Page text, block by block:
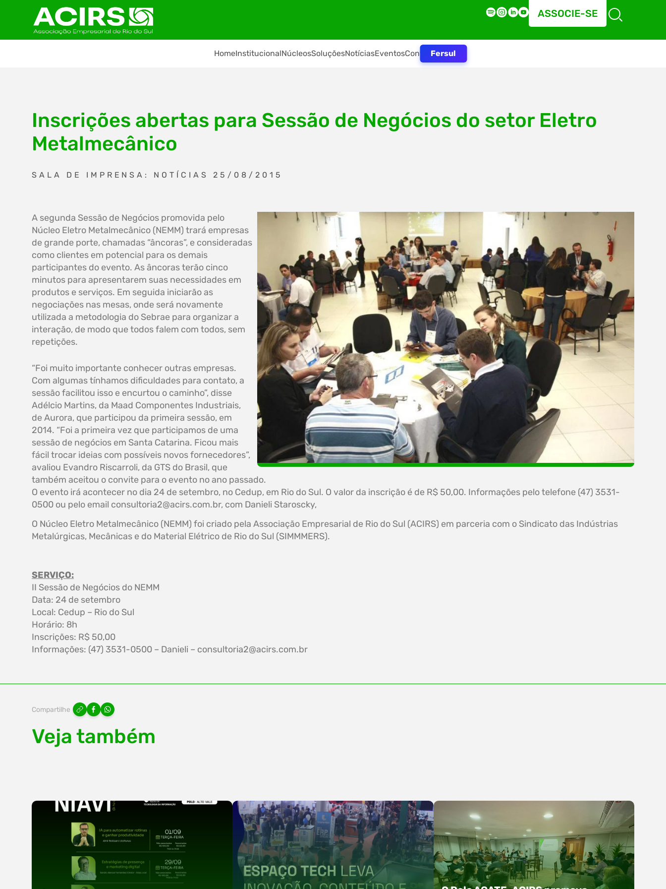
ASSOCIE-SE
HomeInstitucionalNúcleosSoluçõesNotíciasEventosContatoFersul
Inscrições abertas para Sessão de Negócios do setor Eletro
Metalmecânico
SALA DE IMPRENSA: NOTÍCIAS 25/08/2015
A segunda Sessão de Negócios promovida pelo
Núcleo Eletro Metalmecânico (NEMM) trará empresas
de grande porte, chamadas “âncoras”, e consideradas
como clientes em potencial para os demais
participantes do evento. As âncoras terão cinco
minutos para apresentarem suas necessidades em
produtos e serviços. Em seguida iniciarão as
negociações nas mesas, onde será novamente
utilizada a metodologia do Sebrae para organizar a
interação, de modo que todos falem com todos, sem
repetições.
“Foi muito importante conhecer outras empresas.
Com algumas tínhamos dificuldades para contato, a
sessão facilitou isso e encurtou o caminho”, disse
Adélcio Martins, da Maad Componentes Industriais,
de Aurora, que participou da primeira sessão, em
2014. “Foi a primeira vez que participamos de uma
sessão de negócios em Santa Catarina. Ficou mais
fácil trocar ideias com possíveis novos fornecedores”,
avaliou Evandro Riscarroli, da GTS do Brasil, que
também aceitou o convite para o evento no ano passado.
O evento irá acontecer no dia 24 de setembro, no Cedup, em Rio do Sul. O valor da inscrição é de R$ 50,00. Informações pelo telefone (47) 3531-
0500 ou pelo email consultoria2@acirs.com.br, com Danieli Staroscky,
O Núcleo Eletro Metalmecânico (NEMM) foi criado pela Associação Empresarial de Rio do Sul (ACIRS) em parceria com o Sindicato das Indústrias
Metalúrgicas, Mecânicas e do Material Elétrico de Rio do Sul (SIMMMERS).
SERVIÇO:
II Sessão de Negócios do NEMM
Data: 24 de setembro
Local: Cedup – Rio do Sul
Horário: 8h
Inscrições: R$ 50,00
Informações: (47) 3531-0500 – Danieli – consultoria2@acirs.com.br
Compartilhe
Veja também